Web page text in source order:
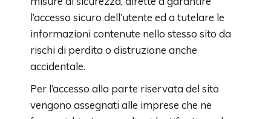
l’accesso sicuro dell’utente ed a tutelare le
informazioni contenute nello stesso sito da
rischi di perdita o distruzione anche
accidentale.
Per l’accesso alla parte riservata del sito
vengono assegnati alle imprese che ne